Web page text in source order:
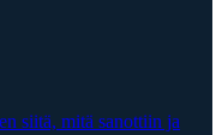
siitä, mitä sanottiin ja